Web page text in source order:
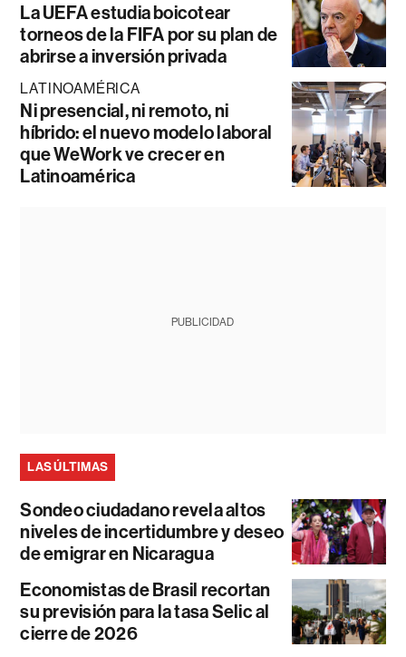
La UEFA estudia boicotear
torneos de la FIFA por su plan de
abrirse a inversión privada
LATINOAMÉRICA
Ni presencial, ni remoto, ni
híbrido: el nuevo modelo laboral
que WeWork ve crecer en
Latinoamérica
PUBLICIDAD
LAS ÚLTIMAS
Sondeo ciudadano revela altos
niveles de incertidumbre y deseo
de emigrar en Nicaragua
Economistas de Brasil recortan
su previsión para la tasa Selic al
cierre de 2026